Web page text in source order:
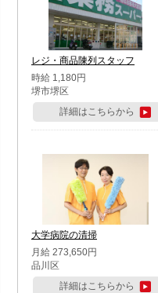
レジ・商品陳列スタッフ
時給 1,180円
堺市堺区
詳細はこちらから
大学病院の清掃
月給 273,650円
品川区
詳細はこちらから